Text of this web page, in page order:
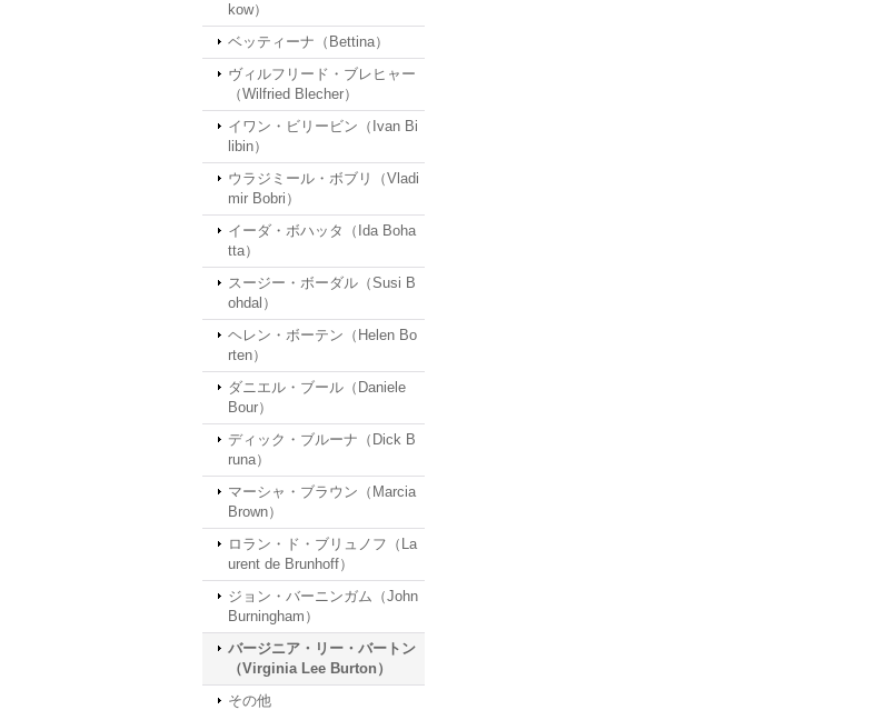
kow）
ベッティーナ（Bettina）
ヴィルフリード・ブレヒャー
（Wilfried Blecher）
イワン・ビリービン（Ivan Bi
libin）
ウラジミール・ボブリ（Vladi
mir Bobri）
イーダ・ボハッタ（Ida Boha
tta）
スージー・ボーダル（Susi B
ohdal）
ヘレン・ボーテン（Helen Bo
rten）
ダニエル・ブール（Daniele
Bour）
ディック・ブルーナ（Dick B
runa）
マーシャ・ブラウン（Marcia
Brown）
ロラン・ド・ブリュノフ（La
urent de Brunhoff）
ジョン・バーニンガム（John
Burningham）
バージニア・リー・バートン
（Virginia Lee Burton）
その他